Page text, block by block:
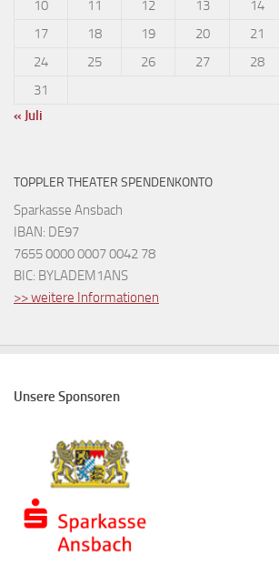
10
11 12 13 14
17
18 19 20 21
24
25 26 27 28
31
« Juli
TOPPLER THEATER SPENDENKONTO
Sparkasse Ansbach
IBAN: DE97
7655 0000 0007 0042 78
BIC: BYLADEM1ANS
>> weitere Informationen
Unsere Sponsoren